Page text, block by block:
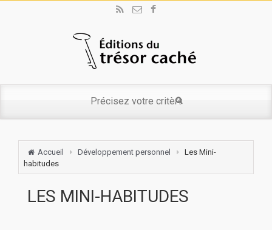
Accueil Développement personnel
Les Mini-
habitudes
LES MINI-HABITUDES